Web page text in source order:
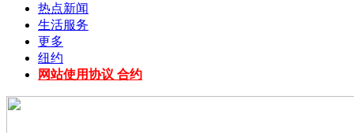
热点新闻
生活服务
更多
纽约
网站使用协议 合约